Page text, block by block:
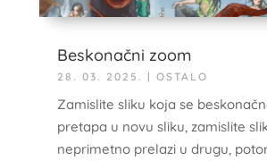
Beskonačni zoom
28. 03. 2025. | OSTALO
Zamislite sliku koja se
pretapa u novu sliku, zamislite
neprimetno prelazi u drugu,